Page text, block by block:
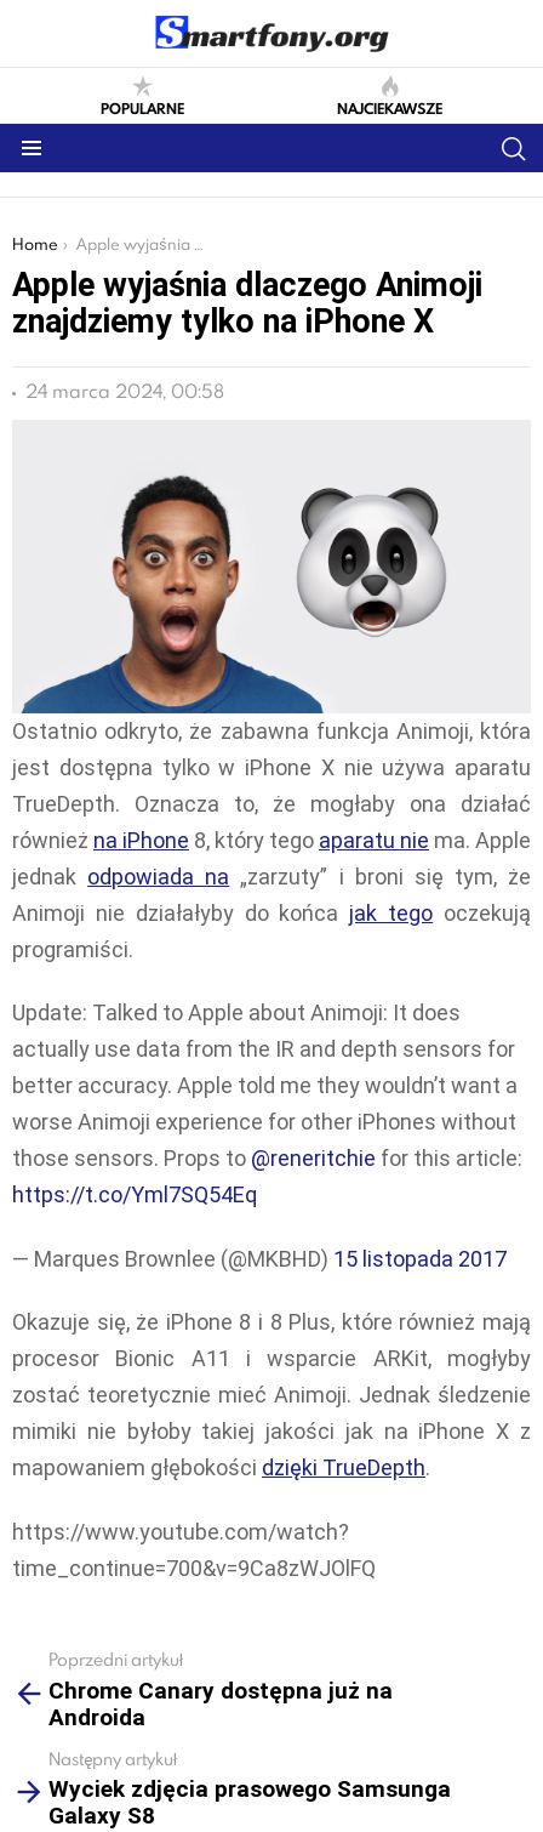
POPULARNE NAJCIEKAWSZE
You are here:
Home Apple wyjaśnia dlaczego Animoji znajdziemy tylko na iPhone X
Apple wyjaśnia dlaczego Animoji
znajdziemy tylko na iPhone X
24 marca 2024, 00:58
Ostatnio odkryto, że zabawna funkcja Animoji, która
jest dostępna tylko w iPhone X nie używa aparatu
TrueDepth. Oznacza to, że mogłaby ona działać
również na iPhone 8, który tego aparatu nie ma. Apple
jednak odpowiada na „zarzuty” i broni się tym, że
Animoji nie działałyby do końca jak tego oczekują
programiści.
Update: Talked to Apple about Animoji: It does
actually use data from the IR and depth sensors for
better accuracy. Apple told me they wouldn’t want a
worse Animoji experience for other iPhones without
those sensors. Props to @reneritchie for this article:
https://t.co/Yml7SQ54Eq
— Marques Brownlee (@MKBHD) 15 listopada 2017
Okazuje się, że iPhone 8 i 8 Plus, które również mają
procesor Bionic A11 i wsparcie ARKit, mogłyby
zostać teoretycznie mieć Animoji. Jednak śledzenie
mimiki nie byłoby takiej jakości jak na iPhone X z
mapowaniem głębokości dzięki TrueDepth.
https://www.youtube.com/watch?
time_continue=700&v=9Ca8zWJOlFQ
more
Poprzedni artykuł
Chrome Canary dostępna już na
Androida
Następny artykuł
Wyciek zdjęcia prasowego Samsunga
Galaxy S8